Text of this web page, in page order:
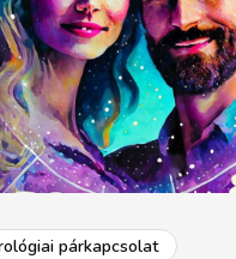
párkapcsolat